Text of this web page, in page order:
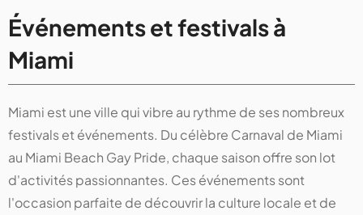
Événements et festivals à
Miami
Miami est une ville qui vibre au rythme de ses nombreux
festivals et événements. Du célèbre Carnaval de Miami
au Miami Beach Gay Pride, chaque saison offre son lot
d'activités passionnantes. Ces événements sont
l'occasion parfaite de découvrir la culture locale et de